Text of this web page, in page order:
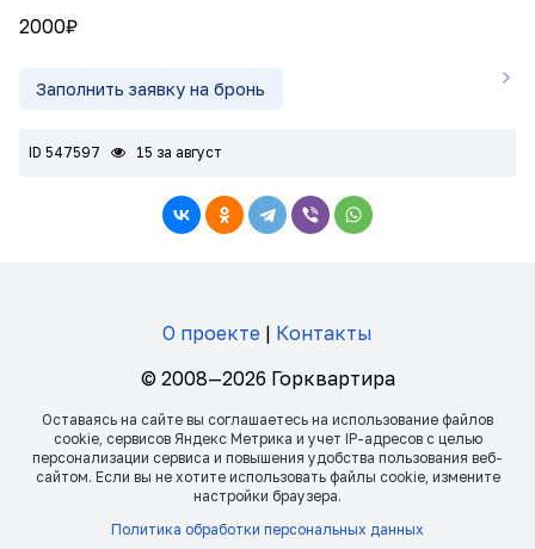
2000₽
Заполнить заявку на бронь
ID 547597 15 за август
О проекте | Контакты
© 2008—2026 Горквартира
Оставаясь на сайте вы соглашаетесь на использование файлов
сookie, сервисов Яндекс Метрика и учет IP-адресов с целью
персонализации сервиса и повышения удобства пользования веб-
сайтом. Если вы не хотите использовать файлы сookie, измените
настройки браузера.
Политика обработки персональных данных